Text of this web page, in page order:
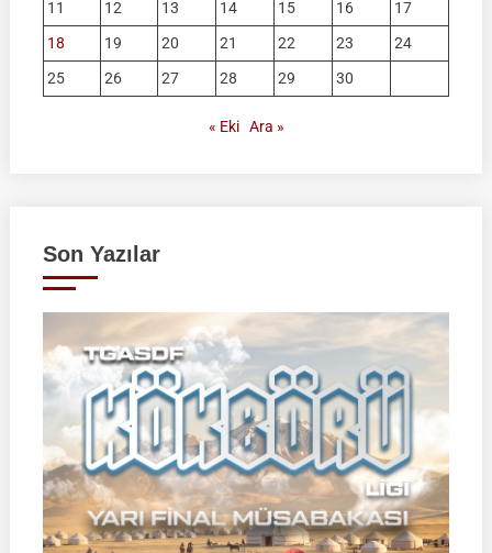
11 12 13 14 15 16
17
18
19 20 21 22 23
24
25
26 27 28 29 30
« Eki Ara »
Son Yazılar